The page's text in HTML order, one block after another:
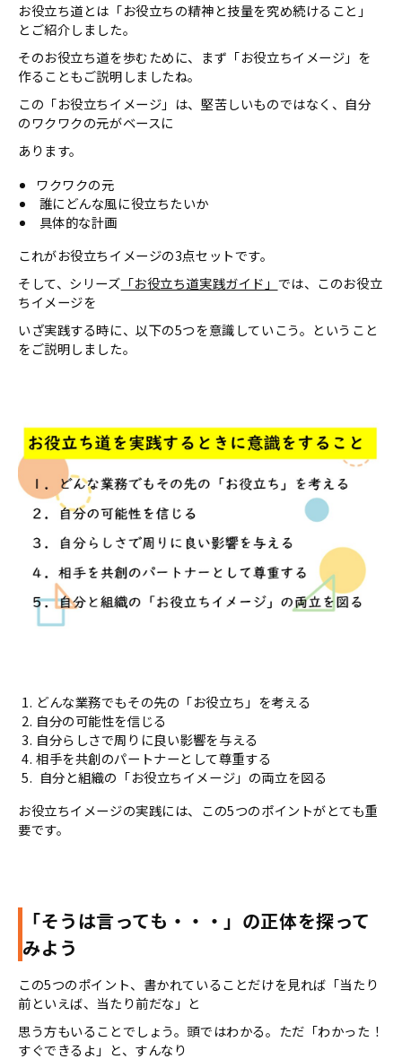
お役立ち道とは「お役立ちの精神と技量を究め続けること」
とご紹介しました。
そのお役立ち道を歩むために、まず「お役立ちイメージ」を
作ることもご説明しましたね。
この「お役立ちイメージ」は、堅苦しいものではなく、自分
のワクワクの元がベースに
あります。
ワクワクの元
誰にどんな風に役立ちたいか
具体的な計画
これがお役立ちイメージの3点セットです。
そして、シリーズ 「お役立ち道実践ガイド」 では、このお役立
ちイメージを
いざ実践する時に、以下の5つを意識していこう。ということ
をご説明しました。
どんな業務でもその先の「お役立ち」を考える
自分の可能性を信じる
自分らしさで周りに良い影響を与える
相手を共創のパートナーとして尊重する
自分と組織の「お役立ちイメージ」の両立を図る
お役立ちイメージの実践には、この5つのポイントがとても重
要です。
「そうは言っても・・・」の正体を探って
みよう
この5つのポイント、書かれていることだけを見れば「当たり
前といえば、当たり前だな」と
思う方もいることでしょう。頭ではわかる。ただ「わかった！
すぐできるよ」と、すんなり